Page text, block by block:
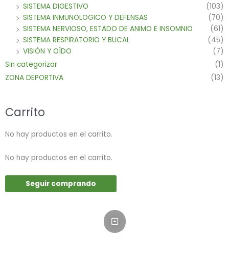
SISTEMA DIGESTIVO
(103)
SISTEMA INMUNOLOGICO Y DEFENSAS
(70)
SISTEMA NERVIOSO, ESTADO DE ANIMO E INSOMNIO
(61)
SISTEMA RESPIRATORIO Y BUCAL
(45)
VISIÓN Y OÍDO
(7)
Sin categorizar
(1)
ZONA DEPORTIVA
(13)
Carrito
No hay productos en el carrito.
No hay productos en el carrito.
Seguir comprando